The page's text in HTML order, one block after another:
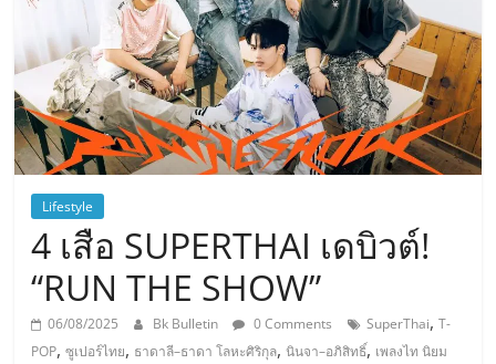
Lifestyle
4 เสือ SUPERTHAI เดบิวต์!
“RUN THE SHOW”
06/08/2025 Bk Bulletin 0 Comments SuperThai,T-
POP,ซูเปอร์ไทย, ธาดาลี–ธาดา โลหะศิริกุล,นินจา–อภิสิทธิ์, เพลงไท นิยม